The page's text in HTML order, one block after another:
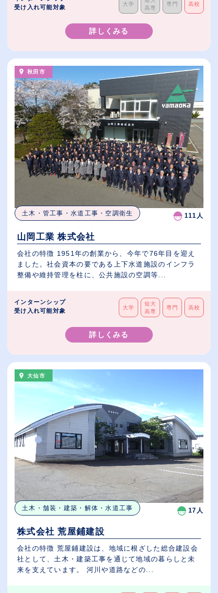
受け入れ可能対象
大学
高専
専門 高校
詳しくみる
秋田市
土木・管工事・水道工事・空調衛生 111人
山岡工業 株式会社
会社の特徴 1951年の創業から、今年で76年目を迎え
ました。社会資本の要である上下水道施設のインフラ
整備や維持管理を柱に、公共施設の空調等...
インターンシップ
受け入れ可能対象
大学
短大
高専
専門 高校
詳しくみる
大仙市
土木・舗装・建築・解体・水道工事 17人
株式会社 荒屋鋪建設
会社の特徴 荒屋鋪建設は、地域に根ざした総合建設会
社として、土木・建築工事を通じて地域の暮らしと未
来を支えています。 河川や道路などの...